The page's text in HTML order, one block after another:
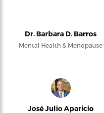
Dr. Barbara D. Barros
Mental Health & Menopause
José Julio Aparicio